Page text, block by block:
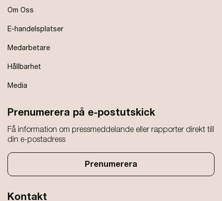
Om Oss
E-handelsplatser
Medarbetare
Hållbarhet
Media
Prenumerera på e-postutskick
Få information om pressmeddelande eller rapporter direkt till
din e-postadress
Prenumerera
Kontakt